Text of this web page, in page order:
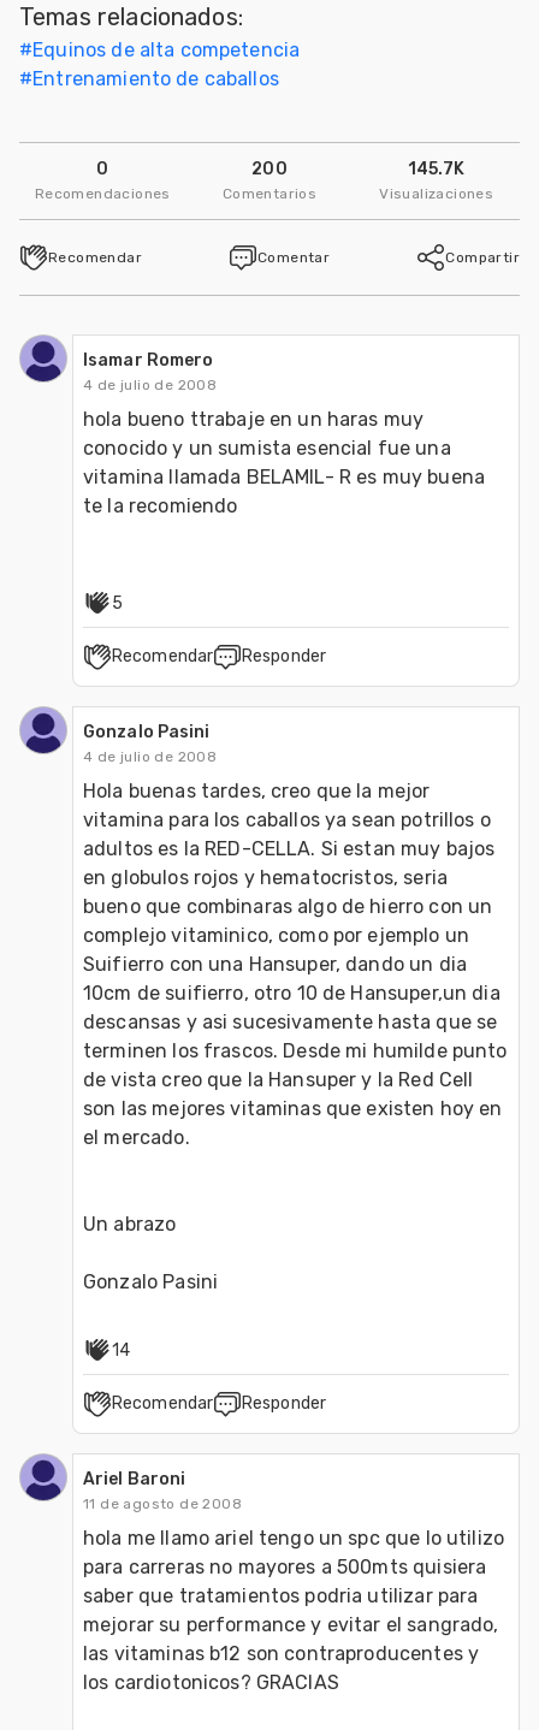
Temas relacionados:
#Equinos de alta competencia
#Entrenamiento de caballos
0
Recomendaciones
200
Comentarios
145.7K
Visualizaciones
Recomendar Comentar Compartir
Isamar Romero
4 de julio de 2008
hola bueno ttrabaje en un haras muy
conocido y un sumista esencial fue una
vitamina llamada BELAMIL- R es muy buena
te la recomiendo
5
Recomendar Responder
Gonzalo Pasini
4 de julio de 2008
Hola buenas tardes, creo que la mejor
vitamina para los caballos ya sean potrillos o
adultos es la RED-CELLA. Si estan muy bajos
en globulos rojos y hematocristos, seria
bueno que combinaras algo de hierro con un
complejo vitaminico, como por ejemplo un
Suifierro con una Hansuper, dando un dia
10cm de suifierro, otro 10 de Hansuper,un dia
descansas y asi sucesivamente hasta que se
terminen los frascos. Desde mi humilde punto
de vista creo que la Hansuper y la Red Cell
son las mejores vitaminas que existen hoy en
el mercado.
Un abrazo
Gonzalo Pasini
14
Recomendar Responder
Ariel Baroni
11 de agosto de 2008
hola me llamo ariel tengo un spc que lo utilizo
para carreras no mayores a 500mts quisiera
saber que tratamientos podria utilizar para
mejorar su performance y evitar el sangrado,
las vitaminas b12 son contraproducentes y
los cardiotonicos? GRACIAS